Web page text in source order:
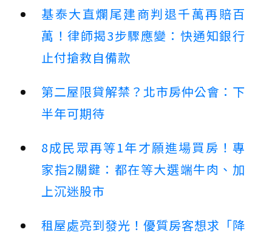
基泰大直爛尾建商判退千萬再賠百
萬！律師揭3步驟應變：快通知銀行
止付搶救自備款
第二屋限貸解禁？北市房仲公會：下
半年可期待
8成民眾再等1年才願進場買房！專
家指2關鍵：都在等大選端牛肉、加
上沉迷股市
租屋處亮到發光！優質房客想求「降